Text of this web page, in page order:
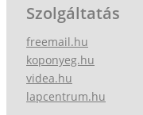
Szolgáltatás
freemail.hu
koponyeg.hu
videa.hu
lapcentrum.hu